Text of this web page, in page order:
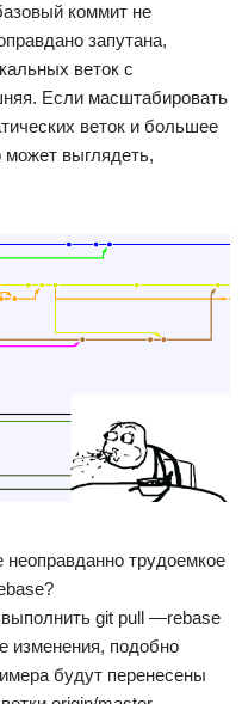
коммит не
запутана,
веток с
Если масштабировать
веток и большее
может выглядеть,
трудоемкое
git pull —rebase
изменения, подобно
будут перенесены